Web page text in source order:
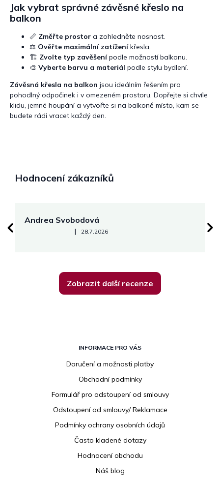
Jak vybrat správné závěsné křeslo na
balkon
📏 Změřte prostor a zohledněte nosnost.
⚖️ Ověřte maximální zatíženíkřesla.
🏗️ Zvolte typ zavěšenípodle možností balkonu.
🎨 Vyberte barvu a materiál podle stylu bydlení.
Závěsná křesla na balkon jsou ideálním řešením pro
pohodlný odpočinek i v omezeném prostoru. Dopřejte si chvíle
klidu, jemné houpání a vytvořte si na balkoně místo, kam se
budete rádi vracet každý den.
Hodnocení zákazníků
Andrea Svobodová
Hodnocení obchodu je 5 z 5 hvězdiček.
| 28.7.2026
Zobrazit další recenze
INFORMACE PRO VÁS
Doručení a možnosti platby
Obchodní podmínky
Formulář pro odstoupení od smlouvy
Odstoupení od smlouvy/ Reklamace
Podmínky ochrany osobních údajů
Často kladené dotazy
Hodnocení obchodu
Náš blog